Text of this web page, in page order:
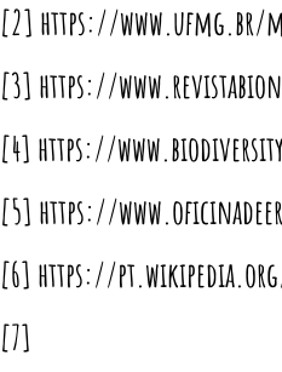
[2] https://www.ufmg.br/
[3] https://
[4] https://
[5] https://
[6] https://
[7]